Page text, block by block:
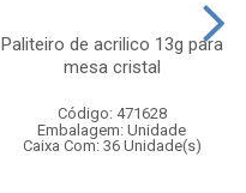
Paliteiro de acrilico 13g para
mesa cristal
Código: 471628
Embalagem: Unidade
Caixa Com: 36 Unidade(s)